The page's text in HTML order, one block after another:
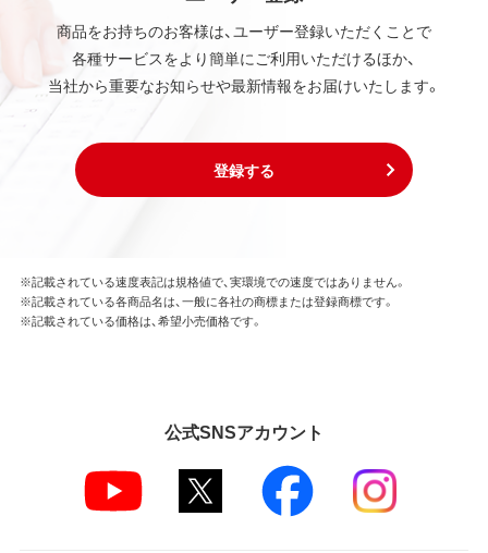
商品をお持ちのお客様は、ユーザー登録いただくことで
各種サービスをより簡単にご利用いただけるほか、
当社から重要なお知らせや最新情報をお届けいたします。
登録する
※記載されている速度表記は規格値で、実環境での速度ではありません。
※記載されている各商品名は、一般に各社の商標または登録商標です。
※記載されている価格は、希望小売価格です。
公式SNSアカウント